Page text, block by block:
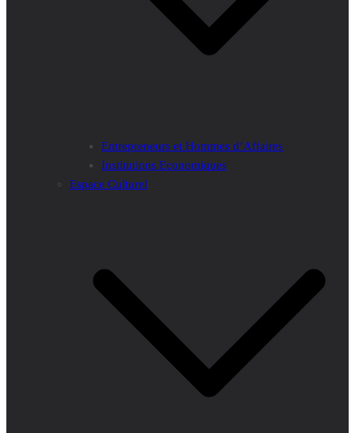
Entrepreneurs et Hommes d’Affaires
Institutions Economiques
Espace Culturel